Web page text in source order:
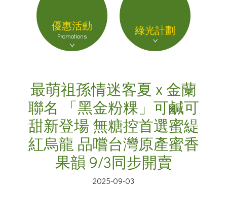
優惠活動
Promotions 綠光計劃
最萌祖孫情迷客夏 x 金蘭
聯名 「黑金粉粿」可鹹可
甜新登場 無糖控首選蜜緹
紅烏龍 品嚐台灣原產蜜香
果韻 9/3同步開賣
2025-09-03